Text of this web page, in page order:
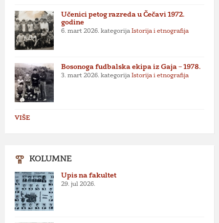
Učenici petog razreda u Čečavi 1972.
godine
6. mart 2026. kategorija Istorija i etnografija
Bosonoga fudbalska ekipa iz Gaja – 1978.
3. mart 2026. kategorija Istorija i etnografija
VIŠE
KOLUMNE
Upis na fakultet
29. jul 2026.